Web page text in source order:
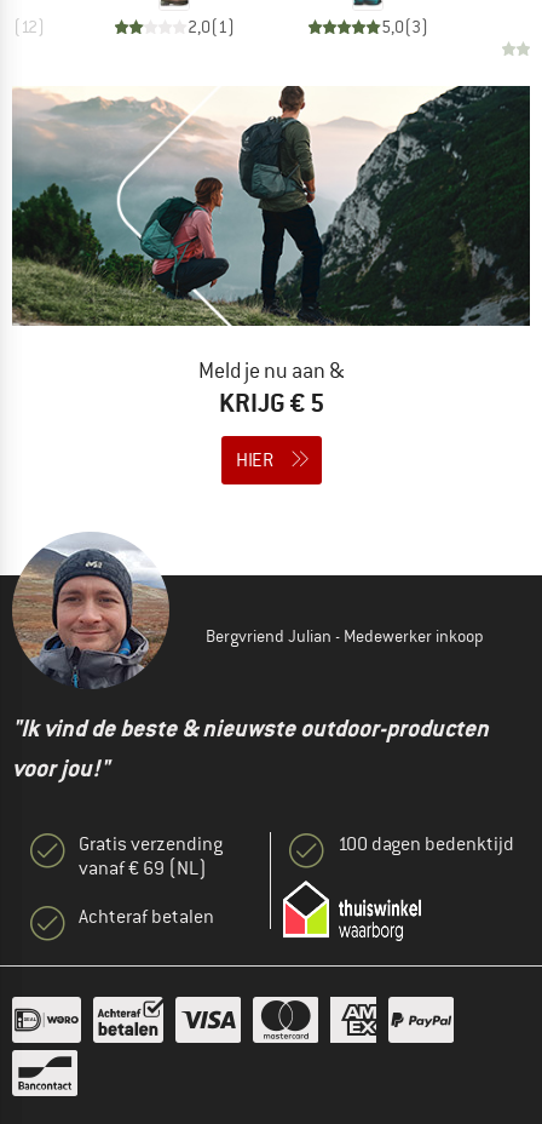
( 12) 2,0( 1) 5,0(3)
Meld je nu aan &
KRIJG € 5
HIER
Bergvriend Julian - Medewerker inkoop
"Ik vind de beste & nieuwste outdoor-producten
voor jou!"
Gratis verzending
vanaf € 69 (NL)
Achteraf betalen
100 dagen bedenktijd